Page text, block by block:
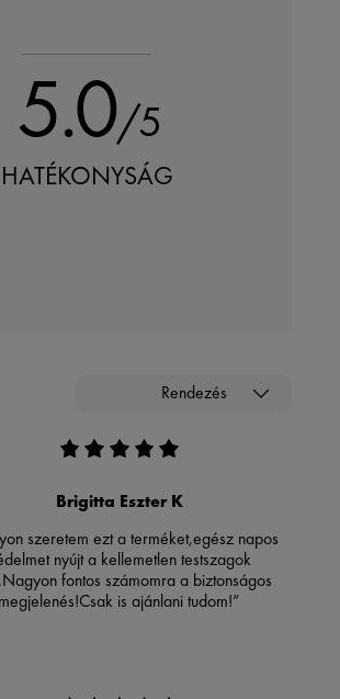
5.0/5
HATÉKONYSÁG
Rendezés
Brigitta Eszter K
szeretem ezt a terméket,egész napos
nyújt a kellemetlen testszagok
fontos számomra a biztonságos
megjelenés!Csak is ajánlani tudom!”